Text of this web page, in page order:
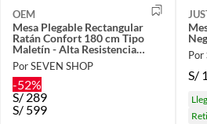
OEM
Mesa Plegable Rectangular
Ratán Confort 180 cm Tipo
Maletín - Alta Resistencia
Interior/Exterior
Por SEVEN SHOP
-52%
S/ 289
S/ 599
Por
S/